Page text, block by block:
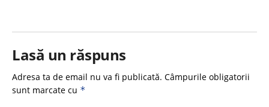
Lasă un răspuns
Adresa ta de email nu va fi publicată. Câmpurile obligatorii
sunt marcate cu *